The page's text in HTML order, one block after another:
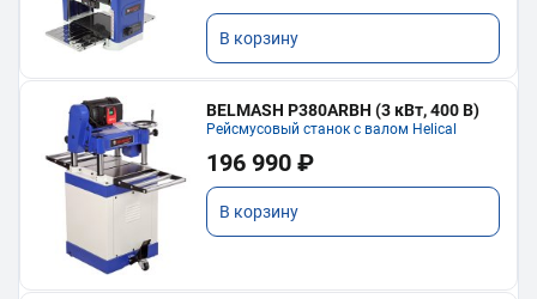
В корзину
BELMASH P380ARBH (3 кВт, 400 В)
Рейсмусовый станок с валом Helical
196 990 ₽
В корзину